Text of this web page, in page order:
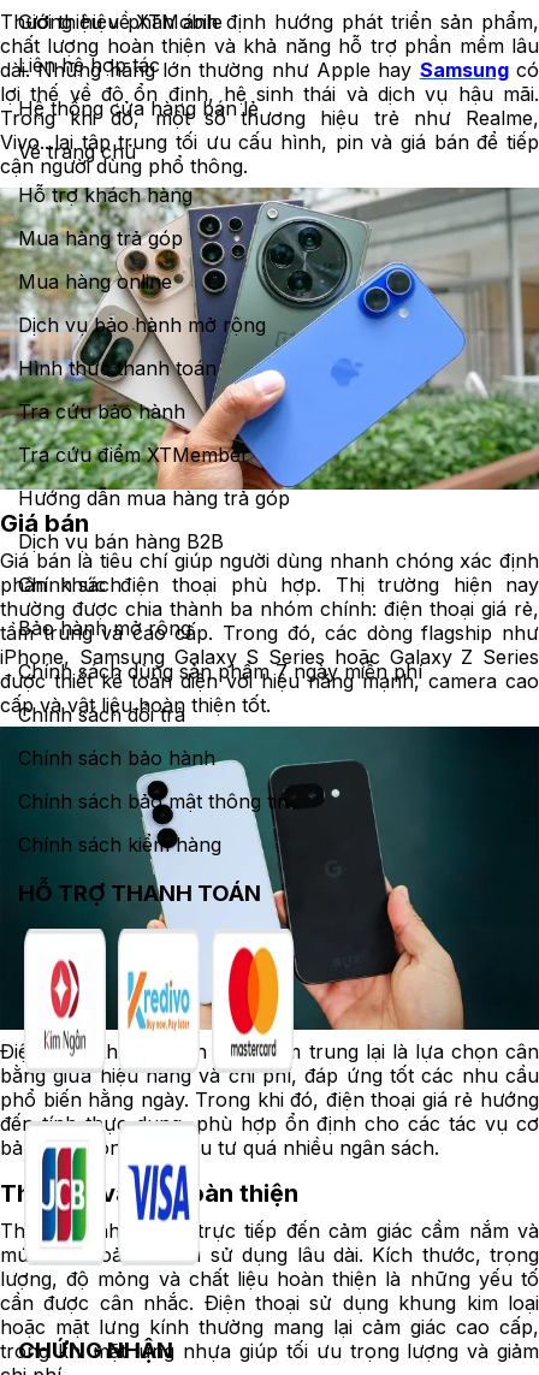
Thương hiệu phản ánh định hướng phát triển sản phẩm,
chất lượng hoàn thiện và khả năng hỗ trợ phần mềm lâu
dài. Những hãng lớn thường như Apple hay Samsungcó
lợi thế về độ ổn định, hệ sinh thái và dịch vụ hậu mãi.
Trong khi đó, một số thương hiệu trẻ như Realme,
Vivo...lại tập trung tối ưu cấu hình, pin và giá bán để tiếp
cận người dùng phổ thông.
Giá bán
Giá bán là tiêu chí giúp người dùng nhanh chóng xác định
phân khúc điện thoại phù hợp. Thị trường hiện nay
thường được chia thành ba nhóm chính: điện thoại giá rẻ,
tầm trung và cao cấp. Trong đó, các dòng flagship như
iPhone, Samsung Galaxy S Series hoặc Galaxy Z Series
được thiết kế toàn diện với hiệu năng mạnh, camera cao
cấp và vật liệu hoàn thiện tốt.
Điện thoại thuộc phân khúc tầm trung lại là lựa chọn cân
bằng giữa hiệu năng và chi phí, đáp ứng tốt các nhu cầu
phổ biến hằng ngày. Trong khi đó, điện thoại giá rẻ hướng
đến tính thực dụng, phù hợp ổn định cho các tác vụ cơ
bản mà không cần đầu tư quá nhiều ngân sách.
Thiết kế và độ hoàn thiện
Thiết kế ảnh hưởng trực tiếp đến cảm giác cầm nắm và
mức độ thoải mái khi sử dụng lâu dài. Kích thước, trọng
lượng, độ mỏng và chất liệu hoàn thiện là những yếu tố
cần được cân nhắc. Điện thoại sử dụng khung kim loại
hoặc mặt lưng kính thường mang lại cảm giác cao cấp,
trong khi mặt lưng nhựa giúp tối ưu trọng lượng và giảm
Giới thiệu về XTMobile
Liên hệ hợp tác
Hệ thống cửa hàng bán lẻ
Về trang chủ
Hỗ trợ khách hàng
Mua hàng trả góp
Mua hàng online
Dịch vụ bảo hành mở rộng
Hình thức thanh toán
Tra cứu bảo hành
Tra cứu điểm XTMember
Hướng dẫn mua hàng trả góp
Dịch vụ bán hàng B2B
Chính sách
Bảo hành mở rộng
Chính sách dùng sản phẩm 7 ngày miễn phí
Chính sách đổi trả
Chính sách bảo hành
Chính sách bảo mật thông tin
Chính sách kiểm hàng
HỖ TRỢ THANH TOÁN
CHỨNG NHẬN